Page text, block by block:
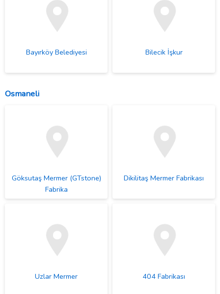
Bayırköy Belediyesi Bilecik İşkur
Osmaneli
Göksutaş Mermer (GTstone)
Fabrika
Dikilitaş Mermer Fabrikası
Uzlar Mermer 404 Fabrikası